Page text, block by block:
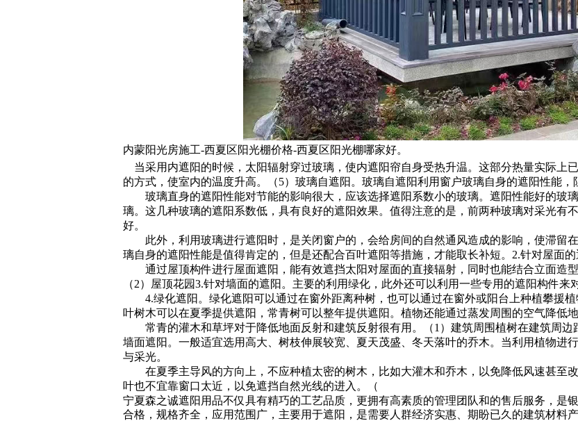
内蒙阳光房施工-西夏区阳光棚价格-西夏区阳光棚哪家好。
当采用内遮阳的时候，太阳辐射穿过玻璃，使内遮阳帘自身受热升温。这部分热量实际上
的方式，使室内的温度升高。（5）玻璃自遮阳。玻璃自遮阳利用窗户玻璃自身的遮阳性能，
玻璃直身的遮阳性能对节能的影响很大，应该选择遮阳系数小的玻璃。遮阳性能好的玻
璃。这几种玻璃的遮阳系数低，具有良好的遮阳效果。值得注意的是，前两种玻璃对采光有
好。
此外，利用玻璃进行遮阳时，是关闭窗户的，会给房间的自然通风造成的影响，使滞留
璃自身的遮阳性能是值得肯定的，但是还配合百叶遮阳等措施，才能取长补短。2.针对屋面的
通过屋顶构件进行屋面遮阳，能有效遮挡太阳对屋面的直接辐射，同时也能结合立面造
（2）屋顶花园3.针对墙面的遮阳。主要的利用绿化，此外还可以利用一些专用的遮阳构件来
4.绿化遮阳。绿化遮阳可以通过在窗外距离种树，也可以通过在窗外或阳台上种植攀援植
叶树木可以在夏季提供遮阳，常青树可以整年提供遮阳。植物还能通过蒸发周围的空气降低地
常青的灌木和草坪对于降低地面反射和建筑反射很有用。（1）建筑周围植树在建筑周边
墙面遮阳。一般适宜选用高大、树枝伸展较宽、夏天茂盛、冬天落叶的乔木。当利用植物进
与采光。
在夏季主导风的方向上，不应种植太密的树木，比如大灌木和乔木，以免降低风速甚至
叶也不宜靠窗口太近，以免遮挡自然光线的进入。（
宁夏森之诚遮阳用品不仅具有精巧的工艺品质，更拥有高素质的管理团队和的售后服务，是
合格，规格齐全，应用范围广，主要用于遮阳，是需要人群经济实惠、期盼已久的建筑材料